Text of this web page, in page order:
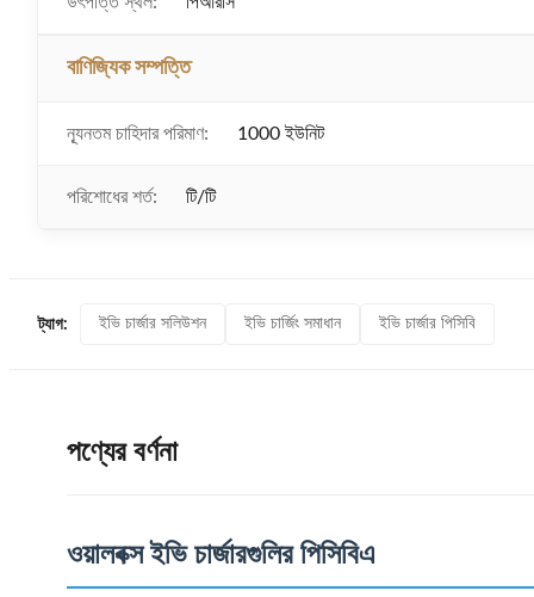
বাণিজ্যিক সম্পত্তি
ন্যূনতম চাহিদার পরিমাণ: 1000 ইউনিট
পরিশোধের শর্ত: টি/টি
ট্যাগ: ইভি চার্জার সলিউশন ইভি চার্জিং সমাধান ইভি চার্জার পিসিবি
পণ্যের বর্ণনা
ওয়ালবক্স ইভি চার্জারগুলির পিসিবিএ